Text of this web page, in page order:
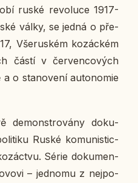
ruské re­vo­lu­ce 1917-
války, se jedná o pře­
Vše­rus­kém ko­zác­kém
částí v čer­ven­co­vých
o sta­no­ve­ní au­to­no­mie
de­mon­stro­vá­ny do­ku­
Ruské ko­mu­nis­tic­
Série do­ku­men­
– jed­no­mu z nej­po­